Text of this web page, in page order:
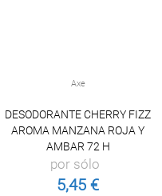
Axe
DESODORANTE CHERRY FIZZ
AROMA MANZANA ROJA Y
AMBAR 72 H
por sólo
5,45 €